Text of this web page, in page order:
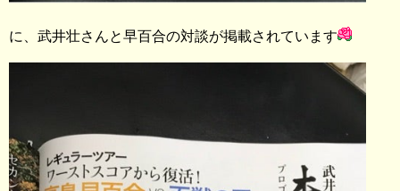
に、武井壮さんと早百合の対談が掲載されています